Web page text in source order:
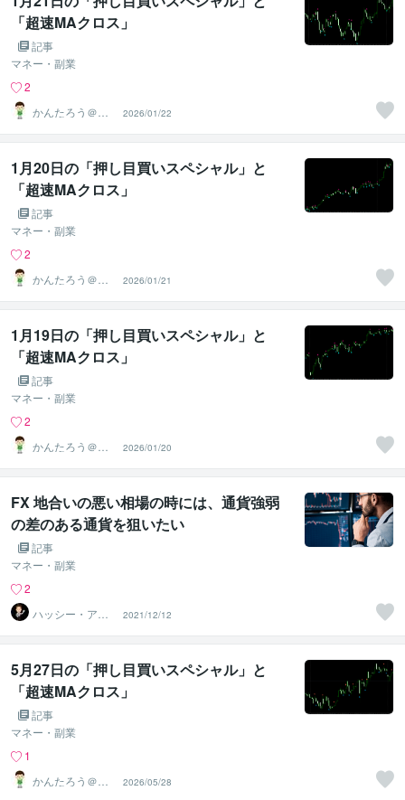
「超速MAクロス」
記事
マネー・副業
2
かんたろう＠か
んたんFX
2026/01/22
1月20日の「押し目買いスペシャル」と
「超速MAクロス」
記事
マネー・副業
2
かんたろう＠か
んたんFX
2026/01/21
1月19日の「押し目買いスペシャル」と
「超速MAクロス」
記事
マネー・副業
2
かんたろう＠か
んたんFX
2026/01/20
FX 地合いの悪い相場の時には、通貨強弱
の差のある通貨を狙いたい
記事
マネー・副業
2
ハッシー・アド
バイザー
2021/12/12
5月27日の「押し目買いスペシャル」と
「超速MAクロス」
記事
マネー・副業
1
かんたろう＠か
んたんFX
2026/05/28